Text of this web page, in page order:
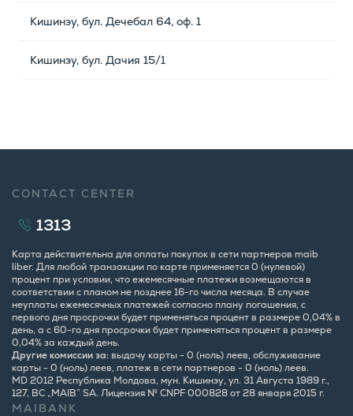
Кишинэу, бул. Дечебал 64, оф. 1
Кишинэу, бул. Дачия 15/1
CONTACT CENTER
1313
Карта действительна для оплаты покупок в сети партнеров maib
liber. Для любой транзакции по карте применяется 0 (нулевой)
процент при условии, что ежемесячные платежи возмещаются в
соответствии с планом не позднее 16-го числа месяца. В случае
неуплаты ежемесячных платежей согласно плану погашения, с
первого дня просрочки будет применяться процент в размере 0,04% в
день, а с 60-го дня просрочки будет применяться процент в размере
0,04% за каждый день.
Другие комиссии за:выдачу карты - 0 (ноль) леев, обслуживание
карты - 0 (ноль) леев, платеж в сети партнеров - 0 (ноль) леев.
MD 2012 Республика Молдова, мун. Кишинэу, ул. 31 Августа 1989 г.,
127, BC „MAIB” SA. Лицензия № CNPF 000828 от 28 января 2015 г.
MAIBANK